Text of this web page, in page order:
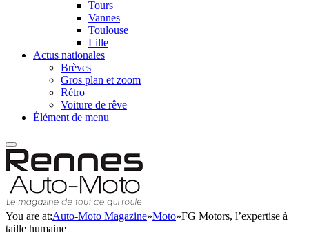
Tours
Vannes
Toulouse
Lille
Actus nationales
Brèves
Gros plan et zoom
Rétro
Voiture de rêve
Élément de menu
You are at:Auto-Moto Magazine»Moto»FG Motors, l’expertise à
taille humaine